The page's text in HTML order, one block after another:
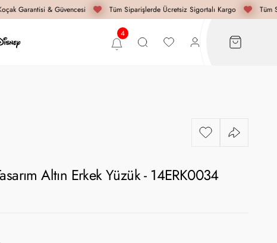
Garantisi & Güvencesi Tüm Siparişlerde Ücretsiz Sigortalı Kargo Tüm
Altın Erkek Yüzük - 14ERK0034